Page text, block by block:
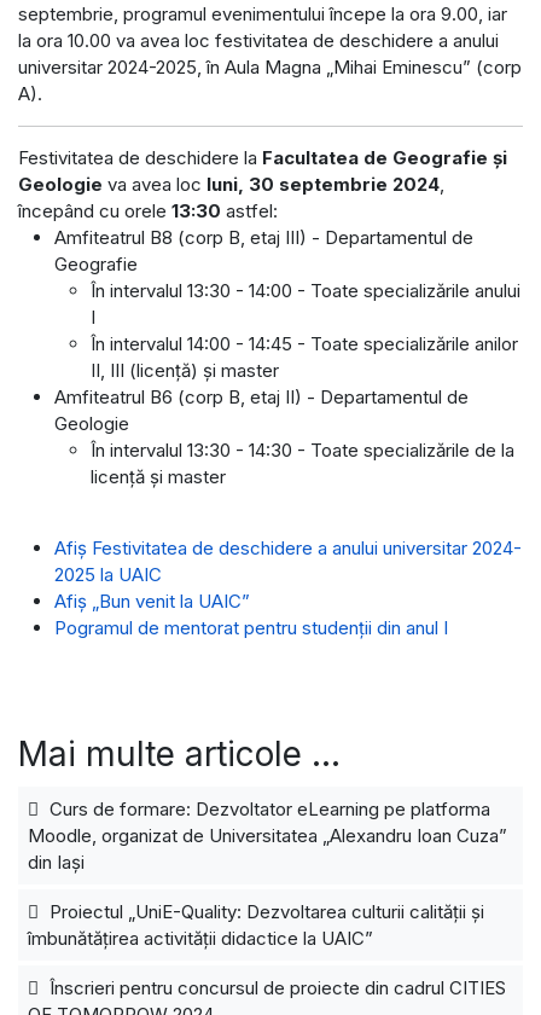
septembrie, programul evenimentului începe la ora 9.00, iar
la ora 10.00 va avea loc festivitatea de deschidere a anului
universitar 2024-2025, în Aula Magna „Mihai Eminescu” (corp
A).
Festivitatea de deschidere la Facultatea de Geografie și
Geologie va avea loc luni, 30 septembrie 2024
începând cu orele 13:30 astfel:
Amfiteatrul B8 (corp B, etaj III) - Departamentul de
Geografie
În intervalul 13:30 - 14:00 - Toate specializările anului
I
În intervalul 14:00 - 14:45 - Toate specializările anilor
II, III (licență) și master
Amfiteatrul B6 (corp B, etaj II) - Departamentul de
Geologie
În intervalul 13:30 - 14:30 - Toate specializările de la
licență și master
Afiș Festivitatea de deschidere a anului universitar 2024-
2025 la UAIC
Afiș „Bun venit la UAIC”
Pogramul de mentorat pentru studenții din anul I
Mai multe articole …
Curs de formare: Dezvoltator eLearning pe platforma
Moodle, organizat de Universitatea „Alexandru Ioan Cuza”
din Iași
Proiectul „UniE-Quality: Dezvoltarea culturii calității și
îmbunătățirea activității didactice la UAIC”
Înscrieri pentru concursul de proiecte din cadrul CITIES